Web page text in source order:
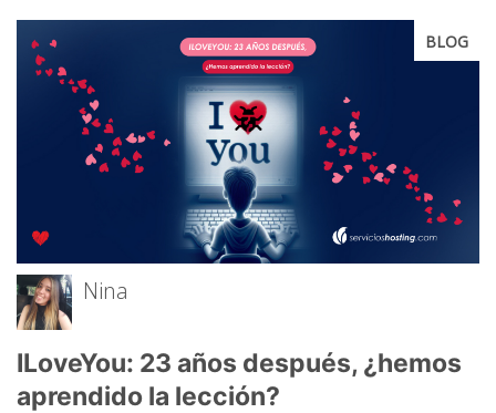
BLOG
Nina
ILoveYou: 23 años después, ¿hemos
aprendido la lección?